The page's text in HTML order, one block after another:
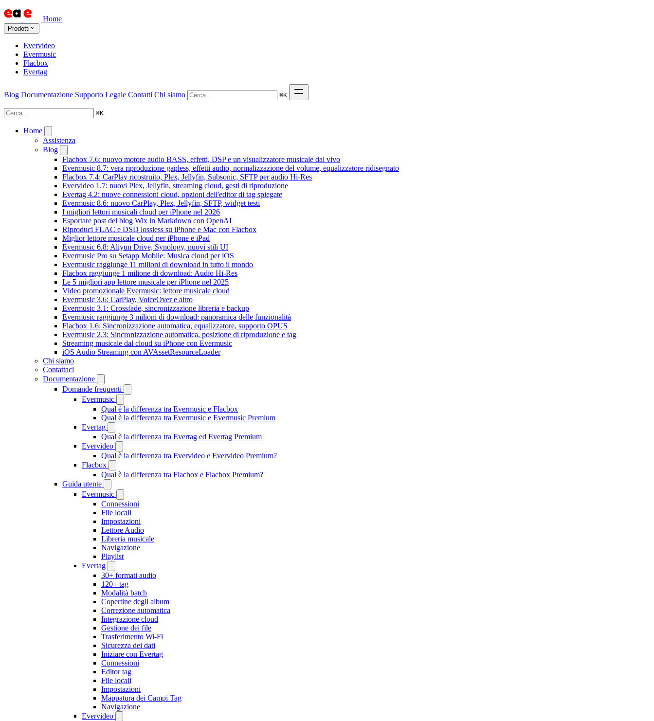
Home
Prodotti
Evervideo
Evermusic
Flacbox
Evertag
Blog Documentazione Supporto Legale Contatti Chi siamo ⌘K
⌘K
Home
Assistenza
Blog
Flacbox 7.6: nuovo motore audio BASS, effetti, DSP e un visualizzatore musicale dal vivo
Evermusic 8.7: vera riproduzione gapless, effetti audio, normalizzazione del volume, equalizzatore ridisegnato
Flacbox 7.4: CarPlay ricostruito, Plex, Jellyfin, Subsonic, SFTP per audio Hi-Res
Evervideo 1.7: nuovi Plex, Jellyfin, streaming cloud, gesti di riproduzione
Evertag 4.2: nuove connessioni cloud, opzioni dell'editor di tag spiegate
Evermusic 8.6: nuovo CarPlay, Plex, Jellyfin, SFTP, widget testi
I migliori lettori musicali cloud per iPhone nel 2026
Esportare post del blog Wix in Markdown con OpenAI
Riproduci FLAC e DSD lossless su iPhone e Mac con Flacbox
Miglior lettore musicale cloud per iPhone e iPad
Evermusic 6.8: Aliyun Drive, Synology, nuovi stili UI
Evermusic Pro su Setapp Mobile: Musica cloud per iOS
Evermusic raggiunge 11 milioni di download in tutto il mondo
Flacbox raggiunge 1 milione di download: Audio Hi-Res
Le 5 migliori app lettore musicale per iPhone nel 2025
Video promozionale Evermusic: lettore musicale cloud
Evermusic 3.6: CarPlay, VoiceOver e altro
Evermusic 3.1: Crossfade, sincronizzazione libreria e backup
Evermusic raggiunge 3 milioni di download: panoramica delle funzionalità
Flacbox 1.6: Sincronizzazione automatica, equalizzatore, supporto OPUS
Evermusic 2.3: Sincronizzazione automatica, posizione di riproduzione e tag
Streaming musicale dal cloud su iPhone con Evermusic
iOS Audio Streaming con AVAssetResourceLoader
Chi siamo
Contattaci
Documentazione
Domande frequenti
Evermusic
Qual è la differenza tra Evermusic e Flacbox
Qual è la differenza tra Evermusic e Evermusic Premium
Evertag
Qual è la differenza tra Evertag ed Evertag Premium
Evervideo
Qual è la differenza tra Evervideo e Evervideo Premium?
Flacbox
Qual è la differenza tra Flacbox e Flacbox Premium?
Guida utente
Evermusic
Connessioni
File locali
Impostazioni
Lettore Audio
Libreria musicale
Navigazione
Playlist
Evertag
30+ formati audio
120+ tag
Modalità batch
Copertine degli album
Correzione automatica
Integrazione cloud
Gestione dei file
Trasferimento Wi-Fi
Sicurezza dei dati
Iniziare con Evertag
Connessioni
Editor tag
File locali
Impostazioni
Mappatura dei Campi Tag
Navigazione
Evervideo